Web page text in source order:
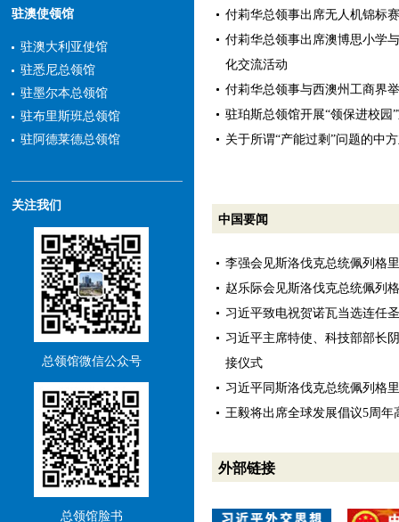
驻澳使领馆
驻澳大利亚使馆
驻悉尼总领馆
驻墨尔本总领馆
驻布里斯班总领馆
驻阿德莱德总领馆
关注我们
总领馆微信公众号
总领馆脸书
付莉华总领事出席无人机锦标
付莉华总领事出席澳博思小学
化交流活动
付莉华总领事与西澳州工商界
驻珀斯总领馆开展“领保进校园
关于所谓“产能过剩”问题的中
中国要闻
李强会见斯洛伐克总统佩列格
赵乐际会见斯洛伐克总统佩列
习近平致电祝贺诺瓦当选连任
习近平主席特使、科技部部长
接仪式
习近平同斯洛伐克总统佩列格
王毅将出席全球发展倡议5周年
外部链接